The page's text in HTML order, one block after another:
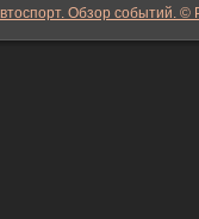
Обзор событий. ©